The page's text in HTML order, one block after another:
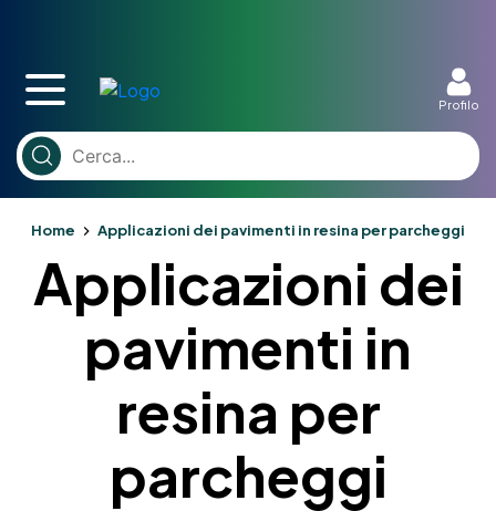
Profilo
Home Applicazioni dei pavimenti in resina per parcheggi
Applicazioni dei
pavimenti in
resina per
parcheggi